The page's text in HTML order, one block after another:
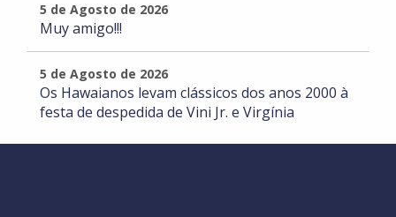
5 de Agosto de 2026
Muy amigo!!!
5 de Agosto de 2026
Os Hawaianos levam clássicos dos anos 2000 à
festa de despedida de Vini Jr. e Virgínia